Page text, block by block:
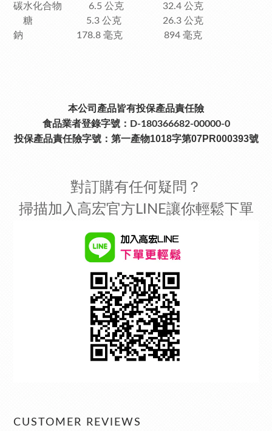
碳水化合物 6.5 公克 32.4 公克
糖 5.3 公克 26.3 公克
鈉 178.8 毫克 894 毫克
本公司產品皆有投保產品責任險
食品業者登錄字號：D-180366682-00000-0
投保產品責任險字號： 第一產物1018字第07PR000393號
對訂購有任何疑問？
掃描加入高宏官方LINE讓你輕鬆下單
CUSTOMER REVIEWS